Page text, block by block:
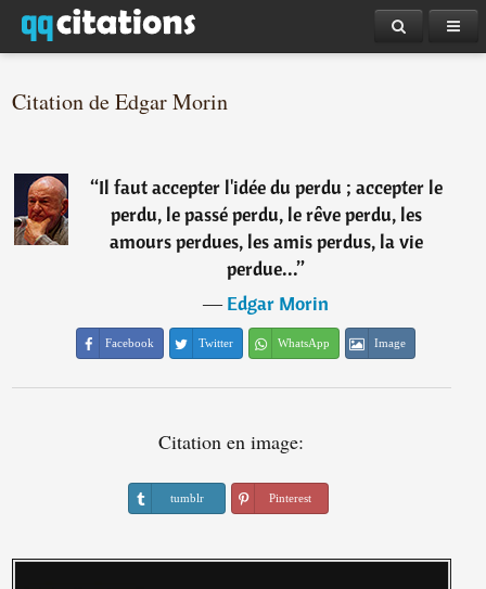
Citation de Edgar Morin
“Il faut accepter l'idée du perdu ; accepter le
perdu, le passé perdu, le rêve perdu, les
amours perdues, les amis perdus, la vie
perdue...”
―Edgar Morin
Facebook Twitter WhatsApp Image
Citation en image:
tumblr Pinterest